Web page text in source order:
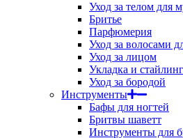
Уход за телом для
Бритье
Парфюмерия
Уход за волосами
Уход за лицом
Укладка и
Уход за бородой
Инструменты
Бафы для ногтей
Бритвы шаветт
Инструменты для